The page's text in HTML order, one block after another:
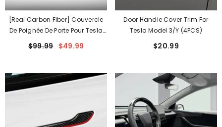
[Real Carbon Fiber] Couvercle
De Poignée De Porte Pour Tesla
Model 3/A (4 Pièces) (2017-
$99.99 $49.99
Door Handle Cover Trim For
Tesla Model 3/Y (4PCS)
$20.99